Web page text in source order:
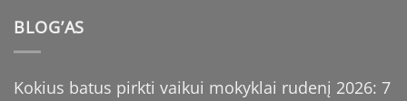
BLOG’AS
Kokius batus pirkti vaikui mokyklai rudenį 2026: 7